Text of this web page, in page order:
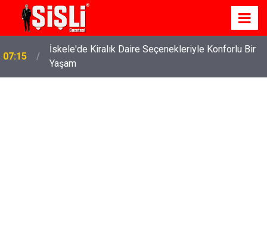
07:15
İskele'de Kiralık Daire Seçenekleriyle Konforlu Bir
Yaşam